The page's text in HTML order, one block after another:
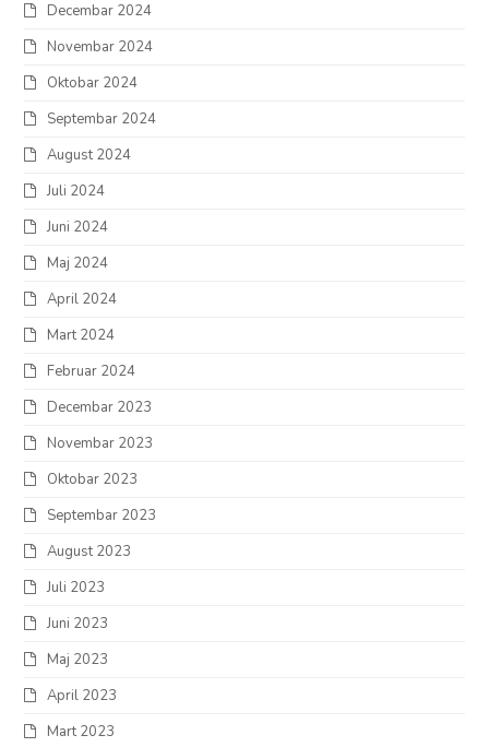
Decembar 2024
Novembar 2024
Oktobar 2024
Septembar 2024
August 2024
Juli 2024
Juni 2024
Maj 2024
April 2024
Mart 2024
Februar 2024
Decembar 2023
Novembar 2023
Oktobar 2023
Septembar 2023
August 2023
Juli 2023
Juni 2023
Maj 2023
April 2023
Mart 2023